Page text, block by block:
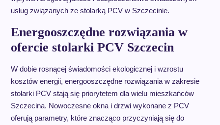
usług związanych ze stolarką PCV w Szczecinie.
Energooszczędne rozwiązania w
ofercie stolarki PCV Szczecin
W dobie rosnącej świadomości ekologicznej i wzrostu
kosztów energii, energooszczędne rozwiązania w zakresie
stolarki PCV stają się priorytetem dla wielu mieszkańców
Szczecina. Nowoczesne okna i drzwi wykonane z PCV
oferują parametry, które znacząco przyczyniają się do